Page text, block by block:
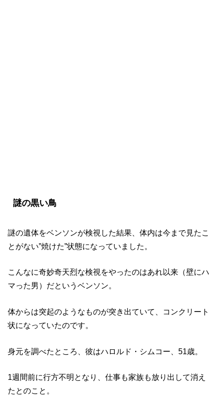
謎の黒い鳥
謎の遺体をベンソンが検視した結果、体内は今まで見たこ
とがない”焼けた”状態になっていました。
こんなに奇妙奇天烈な検視をやったのはあれ以来（壁にハ
マった男）だというベンソン。
体からは突起のようなものが突き出ていて、コンクリート
状になっていたのです。
身元を調べたところ、彼はハロルド・シムコー、51歳。
1週間前に行方不明となり、仕事も家族も放り出して消え
たとのこと。